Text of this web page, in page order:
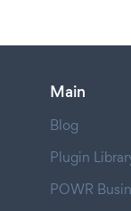
Main
Blog
Plugin
POWR